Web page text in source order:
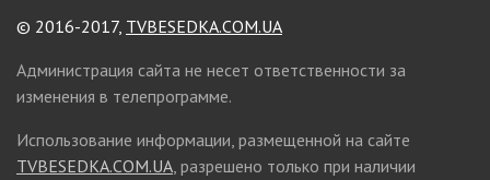
© 2016-2017, TVBESEDKA.COM.UA
Администрация сайта не несет ответственности за
изменения в телепрограмме.
Использование информации, размещенной на сайте
TVBESEDKA.COM.UA, разрешено только при наличии